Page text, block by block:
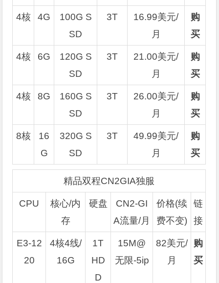
4核 4G
100G S
SD
3T
16.99美元/
月
购
买
4核 6G
120G S
SD
3T
21.00美元/
月
购
买
4核 8G
160G S
SD
3T
26.00美元/
月
购
买
8核
16
G
320G S
SD
3T
49.99美元/
月
购
买
精品双程CN2GIA独服
CPU
核心/内
存
硬盘
CN2-GI
A流量/月
价格(续
费不变)
链
接
E3-12
20
4核4线/
16G
1T
HD
D
15M@
无限-5ip
82美元/
月
购
买